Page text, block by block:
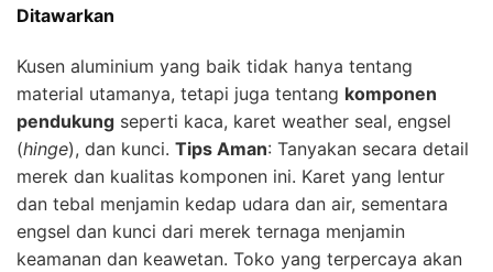
Ditawarkan
Kusen aluminium yang baik tidak hanya tentang
material utamanya, tetapi juga tentang komponen
pendukung seperti kaca, karet weather seal, engsel
(hinge), dan kunci. Tips Aman: Tanyakan secara detail
merek dan kualitas komponen ini. Karet yang lentur
dan tebal menjamin kedap udara dan air, sementara
engsel dan kunci dari merek ternaga menjamin
keamanan dan keawetan. Toko yang terpercaya akan